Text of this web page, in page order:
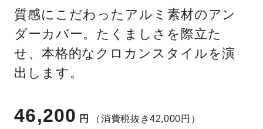
質感にこだわったアルミ素材のアン
ダーカバー。たくましさを際立た
せ、本格的なクロカンスタイルを演
出します。
46,200 円 （消費税抜き42,000円）